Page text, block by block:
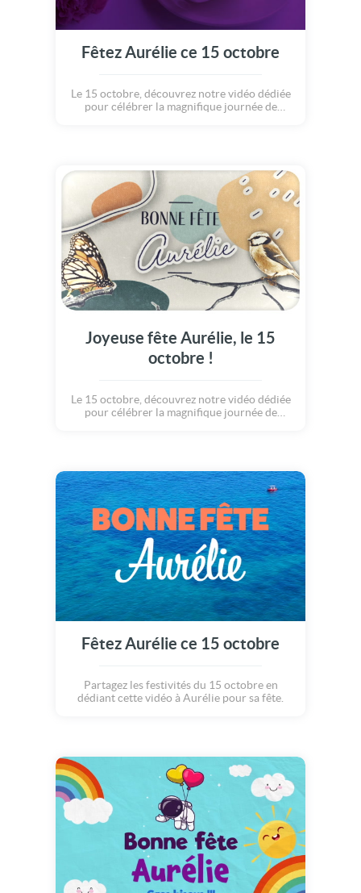
Fêtez Aurélie ce 15 octobre
Le 15 octobre, découvrez notre vidéo dédiée
pour célébrer la magnifique journée de
Joyeuse fête Aurélie, le 15
octobre !
Le 15 octobre, découvrez notre vidéo dédiée
pour célébrer la magnifique journée de
Fêtez Aurélie ce 15 octobre
Partagez les festivités du 15 octobre en
dédiant cette vidéo à Aurélie pour sa fête.